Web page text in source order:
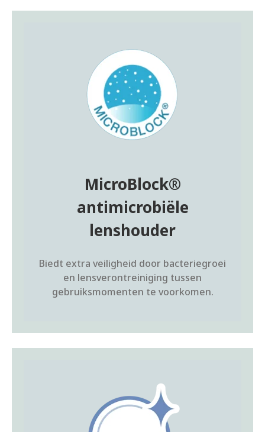
MicroBlock®
antimicrobiële
lenshouder
Biedt extra veiligheid door bacteriegroei
en lensverontreiniging tussen
gebruiksmomenten te voorkomen.